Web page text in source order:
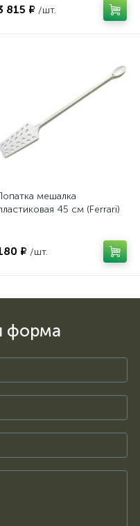
815 ₽ /шт.
мешалка
45 см (Ferrari)
₽ /шт.
форма